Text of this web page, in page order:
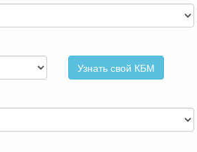
Узнать свой КБМ